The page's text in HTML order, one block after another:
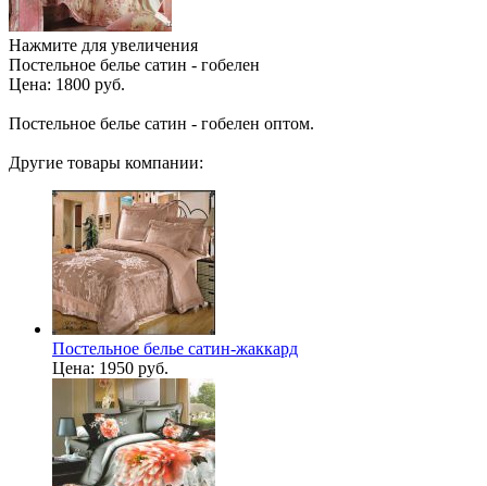
Нажмите для увеличения
Постельное белье сатин - гобелен
Цена: 1800 руб.
Постельное белье сатин - гобелен оптом.
Другие товары компании:
Постельное белье сатин-жаккард
Цена: 1950 руб.